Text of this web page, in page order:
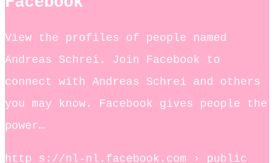
View the profiles of people named
Andreas Schrei. Join Facebook to
connect with Andreas Schrei and others
you may know. Facebook gives people the
power…
http s://nl-nl.facebook.com › public